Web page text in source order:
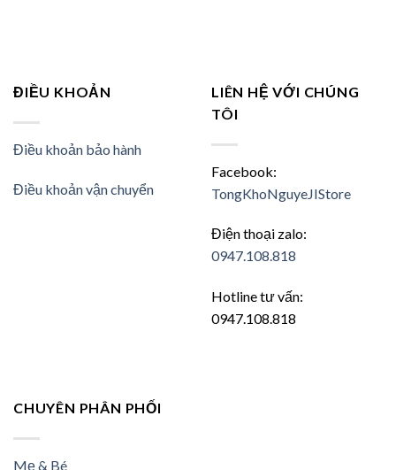
ĐIỀU KHOẢN
Điều khoản bảo hành
Điều khoản vận chuyển
LIÊN HỆ VỚI CHÚNG
TÔI
Facebook:
TongKhoNguyeJIStore
Điện thoại zalo:
0947.108.818
Hotline tư vấn:
0947.108.818
CHUYÊN PHÂN PHỐI
Mẹ & Bé